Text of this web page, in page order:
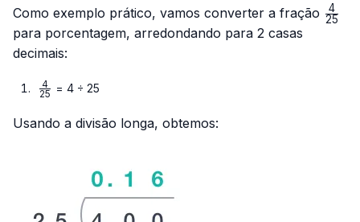
Como exemplo prático, vamos converter a fração 25
4
para porcentagem, arredondando para 2 casas
decimais:
\frac{4}
25
4 = 4 ÷ 25
Usando a divisão longa, obtemos: